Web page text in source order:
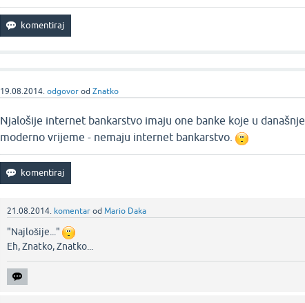
19.08.2014. odgovor odZnatko
Njalošije internet bankarstvo imaju one banke koje u današnje
moderno vrijeme - nemaju internet bankarstvo.
21.08.2014. komentar odMario Daka
"Najlošije..."
Eh, Znatko, Znatko...‌